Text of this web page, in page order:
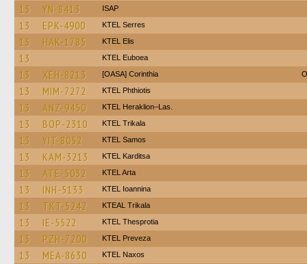
13 YN-8413 ISAP
13 EPK-4900 KTEL Serres
13 HAK-1785 KTEL Elis
13 ΚΤΕL Euboea
13 XEH-8213 [OASA] Corinthia
13 MIM-7272 ΚΤΕL Phthiotis
13 ANZ-9450 KTEL Heraklion–Las.
13 BOP-2310 ΚΤΕL Τrikala
13 YIT-8052 KTEL Samos
13 KAM-3213 ΚΤΕL Karditsa
13 ATE-5032 KTEL Arta
13 INH-5133 KTEL Ioannina
13 TKT-5242 KTEAL Trikala
13 IE-5522 KTEL Thesprotia
13 PZH-7200 KTEL Preveza
13 MEA-8630 KTEL Naxos